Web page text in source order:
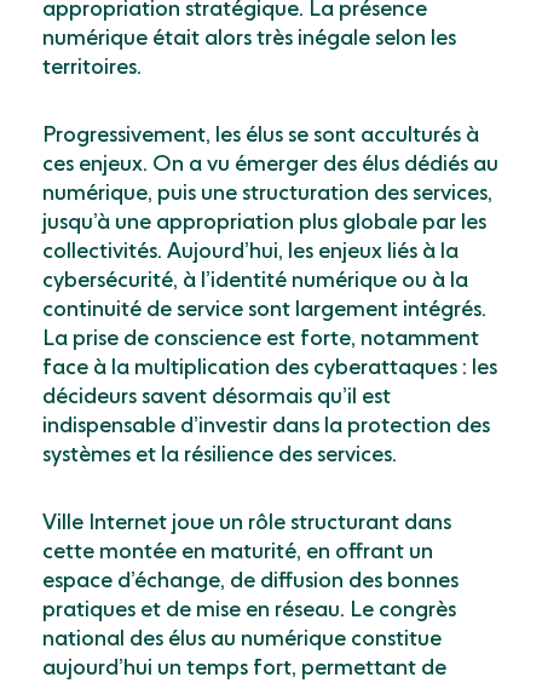
appropriation stratégique. La présence
numérique était alors très inégale selon les
territoires.
Progressivement, les élus se sont acculturés à
ces enjeux. On a vu émerger des élus dédiés au
numérique, puis une structuration des services,
jusqu’à une appropriation plus globale par les
collectivités. Aujourd’hui, les enjeux liés à la
cybersécurité, à l’identité numérique ou à la
continuité de service sont largement intégrés.
La prise de conscience est forte, notamment
face à la multiplication des cyberattaques : les
décideurs savent désormais qu’il est
indispensable d’investir dans la protection des
systèmes et la résilience des services.
Ville Internet joue un rôle structurant dans
cette montée en maturité, en offrant un
espace d’échange, de diffusion des bonnes
pratiques et de mise en réseau. Le congrès
national des élus au numérique constitue
aujourd’hui un temps fort, permettant de